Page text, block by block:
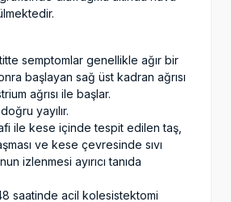
semptomlar genellikle ağır bir
başlayan sağ üst kadran ağrısı
ağrısı ile başlar.
yayılır.
ile kese içinde tespit edilen taş,
ve kese çevresinde sıvı
izlenmesi ayırıcı tanıda
saatinde acil kolesistektomi